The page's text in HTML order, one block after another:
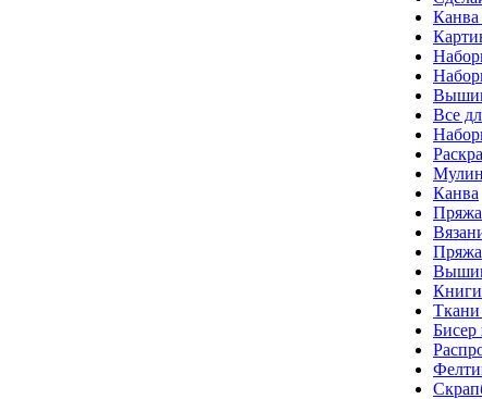
Канва
Все
Канва
Книги
Ткани
Бисер